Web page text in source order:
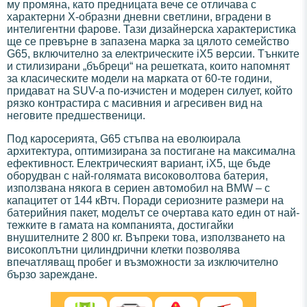
му промяна, като предницата вече се отличава с
характерни X-образни дневни светлини, вградени в
интелигентни фарове. Тази дизайнерска характеристика
ще се превърне в запазена марка за цялото семейство
G65, включително за електрическите iX5 версии. Тънките
и стилизирани „бъбреци“ на решетката, които напомнят
за класическите модели на марката от 60-те години,
придават на SUV-а по-изчистен и модерен силует, който
рязко контрастира с масивния и агресивен вид на
неговите предшественици.
Под каросерията, G65 стъпва на еволюирала
архитектура, оптимизирана за постигане на максимална
ефективност. Електрическият вариант, iX5, ще бъде
оборудван с най-голямата високоволтова батерия,
използвана някога в сериен автомобил на BMW – с
капацитет от 144 кВтч. Поради сериозните размери на
батерийния пакет, моделът се очертава като един от най-
тежките в гамата на компанията, достигайки
внушителните 2 800 кг. Въпреки това, използването на
високоплътни цилиндрични клетки позволява
впечатляващ пробег и възможности за изключително
бързо зареждане.